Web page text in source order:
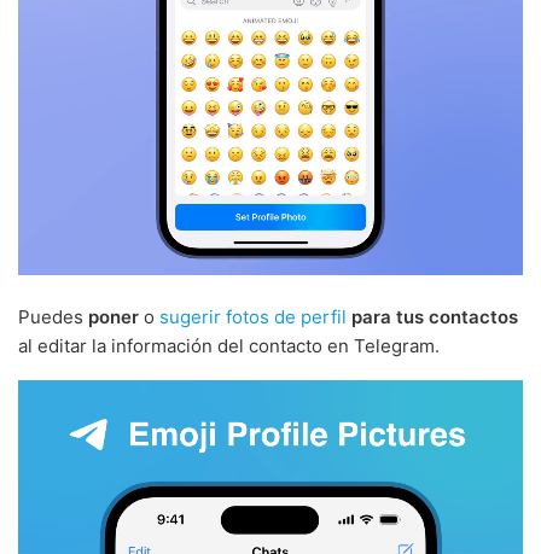
Puedes poner o sugerir fotos de perfil para tus contactos
al editar la información del contacto en Telegram.